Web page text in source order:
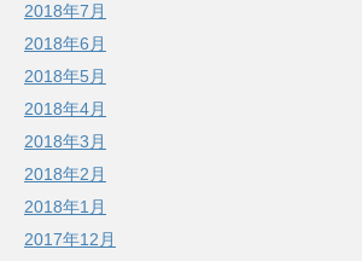
2018年7月
2018年6月
2018年5月
2018年4月
2018年3月
2018年2月
2018年1月
2017年12月